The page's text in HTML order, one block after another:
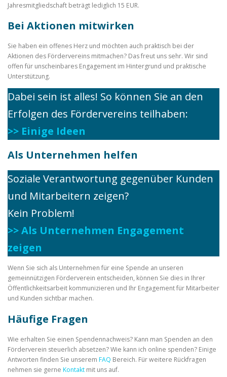
Jahresmitgliedschaft beträgt lediglich 15 EUR.
Bei Aktionen mitwirken
Sie haben ein offenes Herz und möchten auch praktisch bei der
Aktionen des Fördervereins mitmachen? Das freut uns sehr. Wir sind
offen für unscheinbares Engagement im Hintergrund und praktische
Unterstützung.
Dabei sein ist alles! So können Sie an den
Erfolgen des Fördervereins teilhaben:
>> Einige Ideen
Als Unternehmen helfen
Soziale Verantwortung gegenüber Kunden
und Mitarbeitern zeigen?
Kein Problem!
>> Als Unternehmen Engagement
zeigen
Wenn Sie sich als Unternehmen für eine Spende an unseren
gemeinnützigen Förderverein entscheiden, können Sie dies in Ihrer
Öffentlichkeitsarbeit kommunizieren und Ihr Engagement für Mitarbeiter
und Kunden sichtbar machen.
Häufige Fragen
Wie erhalten Sie einen Spendennachweis? Kann man Spenden an den
Förderverein steuerlich absetzen? Wie kann ich online spenden? Einige
Antworten finden Sie unserem FAQ Bereich. Für weitere Rückfragen
nehmen sie gerne Kontakt mit uns auf.